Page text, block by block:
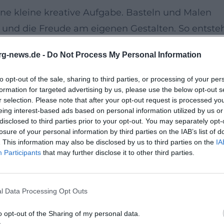
news.de - Do Not Process My Personal Information
opt-out of the sale, sharing to third parties, or processing of your
for targeted advertising by us, please use the below opt-out
selection. Please note that after your opt-out request is processed
interest-based ads based on personal information utilized by us
to third parties prior to your opt-out. You may separately
of your personal information by third parties on the IAB’s list of
This information may also be disclosed by us to third parties on the
Participants that may further disclose it to other third parties.
Data Processing Opt Outs
opt-out of the Sharing of my personal data.
kleine kreative Aufgabe. Basteln und Malen
die Freude am eigenen Gestalten. So
lange in Erinnerung bleibt.
familienfreundlicher Ort in Regensburg.
Nachmittag mit Kindern, weil sie ruhig,
ist.
frei und eine Anmeldung nicht nötig. Für
gemeinsam Zeit verbringen und ein kulturelles
abgestimmt ist.
Fantasie und Bastelspaß zu einem
einen freundlichen, kreativen und